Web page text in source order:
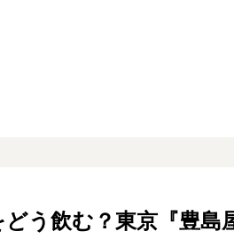
う飲む？東京『豊島